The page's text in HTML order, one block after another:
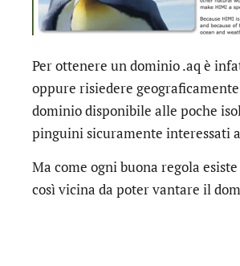
Per ottenere un dominio .aq è
oppure risiedere
dominio disponibile alle poche
pinguini sicuramente interessati
Ma come ogni buona regola
così vicina da poter vantare il